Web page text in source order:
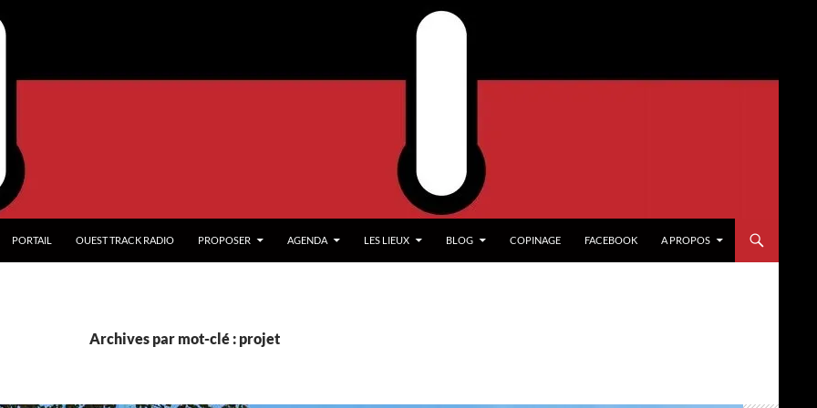
PORTAIL OUEST TRACK RADIO PROPOSER AGENDA LES LIEUX BLOG COPINAGE FACEBOOK A PROPOS
Archives par mot-clé : projet